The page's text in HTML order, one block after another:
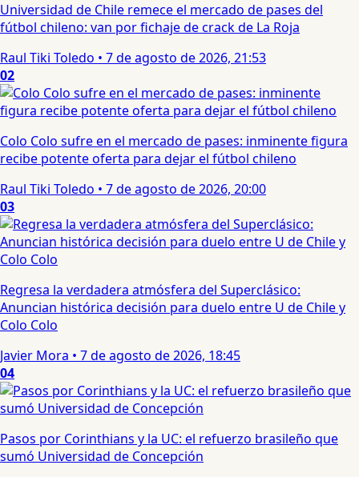
Universidad de Chile remece el mercado de pases del
fútbol chileno: van por fichaje de crack de La Roja
Raul Tiki Toledo • 7 de agosto de 2026, 21:53
02
Colo Colo sufre en el mercado de pases: inminente figura
recibe potente oferta para dejar el fútbol chileno
Raul Tiki Toledo • 7 de agosto de 2026, 20:00
03
Regresa la verdadera atmósfera del Superclásico:
Anuncian histórica decisión para duelo entre U de Chile y
Colo Colo
Javier Mora • 7 de agosto de 2026, 18:45
04
Pasos por Corinthians y la UC: el refuerzo brasileño que
sumó Universidad de Concepción